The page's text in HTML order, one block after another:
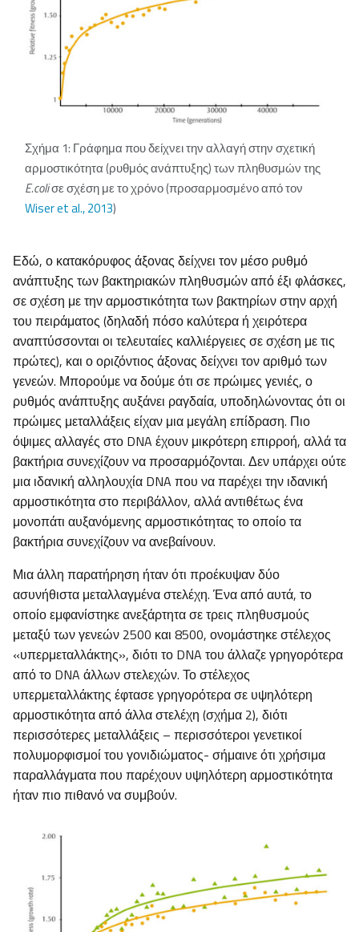
Σχήμα 1: Γράφημα που δείχνει την αλλαγή στην σχετική
αρμοστικότητα (ρυθμός ανάπτυξης) των πληθυσμών της
E.coliσε σχέση με το χρόνο (προσαρμοσμένο από τον
Wiser et al., 2013)
Εδώ, ο κατακόρυφος άξονας δείχνει τον μέσο ρυθμό
ανάπτυξης των βακτηριακών πληθυσμών από έξι φλάσκες,
σε σχέση με την αρμοστικότητα των βακτηρίων στην αρχή
του πειράματος (δηλαδή πόσο καλύτερα ή χειρότερα
αναπτύσσονται οι τελευταίες καλλιέργειες σε σχέση με τις
πρώτες), και ο οριζόντιος άξονας δείχνει τον αριθμό των
γενεών. Μπορούμε να δούμε ότι σε πρώιμες γενιές, ο
ρυθμός ανάπτυξης αυξάνει ραγδαία, υποδηλώνοντας ότι οι
πρώιμες μεταλλάξεις είχαν μια μεγάλη επίδραση. Πιο
όψιμες αλλαγές στο DNA έχουν μικρότερη επιρροή, αλλά τα
βακτήρια συνεχίζουν να προσαρμόζονται. Δεν υπάρχει ούτε
μια ιδανική αλληλουχία DNA που να παρέχει την ιδανική
αρμοστικότητα στο περιβάλλον, αλλά αντιθέτως ένα
μονοπάτι αυξανόμενης αρμοστικότητας το οποίο τα
βακτήρια συνεχίζουν να ανεβαίνουν.
Μια άλλη παρατήρηση ήταν ότι προέκυψαν δύο
ασυνήθιστα μεταλλαγμένα στελέχη. Ένα από αυτά, το
οποίο εμφανίστηκε ανεξάρτητα σε τρεις πληθυσμούς
μεταξύ των γενεών 2500 και 8500, ονομάστηκε στέλεχος
«υπερμεταλλάκτης», διότι το DNA του άλλαζε γρηγορότερα
από το DNA άλλων στελεχών. Το στέλεχος
υπερμεταλλάκτης έφτασε γρηγορότερα σε υψηλότερη
αρμοστικότητα από άλλα στελέχη (σχήμα 2), διότι
περισσότερες μεταλλάξεις – περισσότεροι γενετικοί
πολυμορφισμοί του γονιδιώματος- σήμαινε ότι χρήσιμα
παραλλάγματα που παρέχουν υψηλότερη αρμοστικότητα
ήταν πιο πιθανό να συμβούν.